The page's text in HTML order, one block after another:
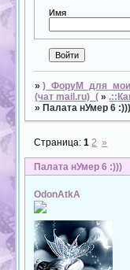
Имя
»
(чат mail.ru)_( »
»Палата нУмер 6 :)))
Палата нУмер 6 :)))
Страница:1 2 »
OdonAtkA